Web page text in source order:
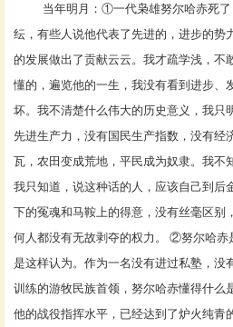
当年明月 ： ①一代枭雄努尔哈赤死
纭，有些人说他代表了先进的，进步的势
的发展做出了贡献云云。我才疏学浅，不
懂的，遍览他的一生，我没有看到进步、
坏。我不清楚什么伟大的历史意义，我只
先进生产力，没有国民生产指数，没有经
瓦，农田变成荒地，平民成为奴隶。我不
我只知道，说这种话的人，应该自己到后
下的冤魂和马鞍上的得意，没有丝毫区别
何人都没有无故剥夺的权力。 ②努尔哈赤
是这样认为。作为一名没有进过私塾，没
训练的游牧民族首领，努尔哈赤懂得什么
他的战役指挥水平，已经达到了炉火纯青